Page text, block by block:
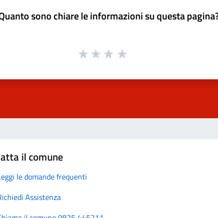
sono chiare le informazioni su questa
il comune
le domande frequenti
Assistenza